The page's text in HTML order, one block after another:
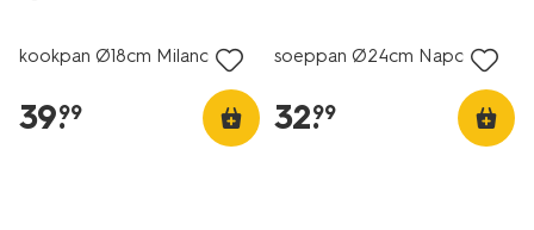
kookpan Ø18cm Milano
39.
99
soeppan Ø24cm Napoli
32.
99